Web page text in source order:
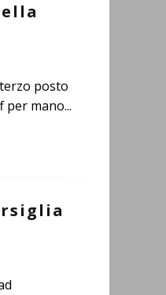
posto
per mano...